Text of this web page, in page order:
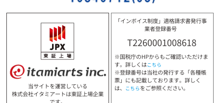
当サイトを運営している
株式会社イタミアートは東証上場企業
「インボイス制度」適格請求書発行事
業者登録番号
T2260001008618
※国税庁のHPからもご確認いただけま
す。詳しくはこちら
※登録番号は当社の発行する「各種帳
票」にも記載しております。詳しく
は、 こちらをご参照ください。